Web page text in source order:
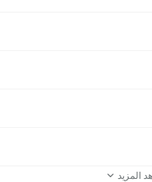
المزيد